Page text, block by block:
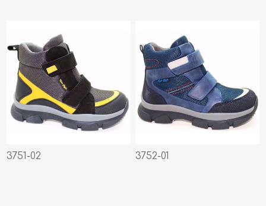
3751-02 3752-01